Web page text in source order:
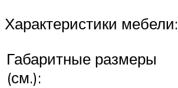
Характеристики мебели:
Габаритные размеры
(см.):